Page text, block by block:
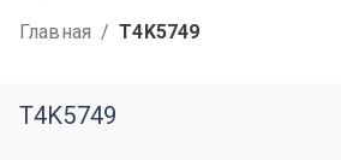
Главная / T4K5749
T4K5749